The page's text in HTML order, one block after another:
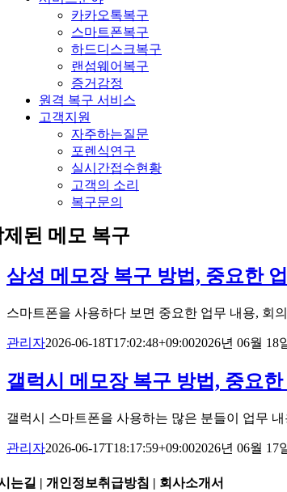
카카오톡복구
스마트폰복구
하드디스크복구
랜섬웨어복구
증거감정
원격 복구 서비스
고객지원
자주하는질문
포렌식연구
실시간접수현황
고객의 소리
복구문의
제된 메모 복구
삼성 메모장 복구 방법, 중요한
스마트폰을 사용하다 보면 중요한 업무 내용, 회
관리자2026-06-18T17:02:48+09:002026년 06월 18
갤럭시 메모장 복구 방법, 중요
갤럭시 스마트폰을 사용하는 많은 분들이 업무
관리자2026-06-17T18:17:59+09:002026년 06월 17
는길 | 개인정보취급방침 | 회사소개서